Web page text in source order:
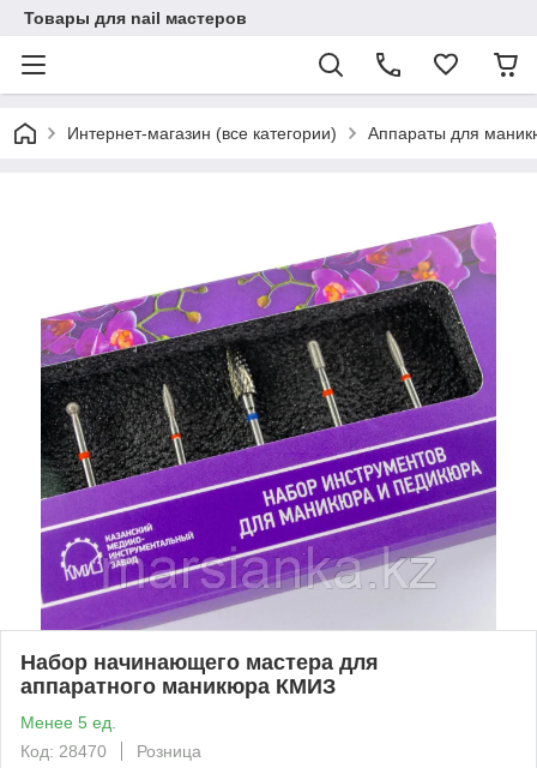
Товары для nail мастеров
Интернет-магазин (все категории) Аппараты для
Набор начинающего мастера для
аппаратного маникюра КМИЗ
Менее 5 ед.
Код: 28470
Розница